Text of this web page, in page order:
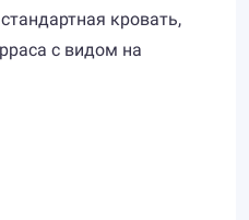
кровать,
с видом на